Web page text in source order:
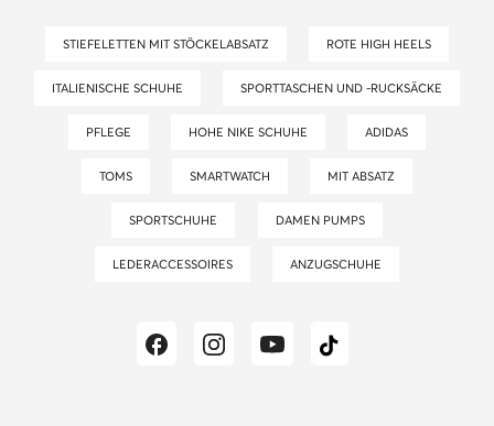
STIEFELETTEN MIT STÖCKELABSATZ ROTE HIGH HEELS
ITALIENISCHE SCHUHE SPORTTASCHEN UND -RUCKSÄCKE
PFLEGE HOHE NIKE SCHUHE ADIDAS
TOMS SMARTWATCH MIT ABSATZ
SPORTSCHUHE DAMEN PUMPS
LEDERACCESSOIRES ANZUGSCHUHE